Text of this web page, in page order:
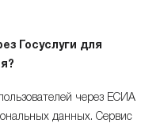
Госуслуги для
через ЕСИА
данных. Сервис